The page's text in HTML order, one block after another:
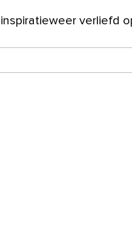
inspiratieweer verliefd